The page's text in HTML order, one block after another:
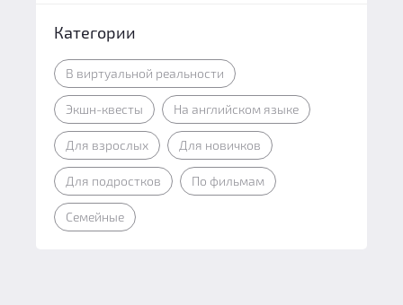
Категории
В виртуальной реальности
Экшн-квесты На английском языке
Для взрослых Для новичков
Для подростков По фильмам
Семейные